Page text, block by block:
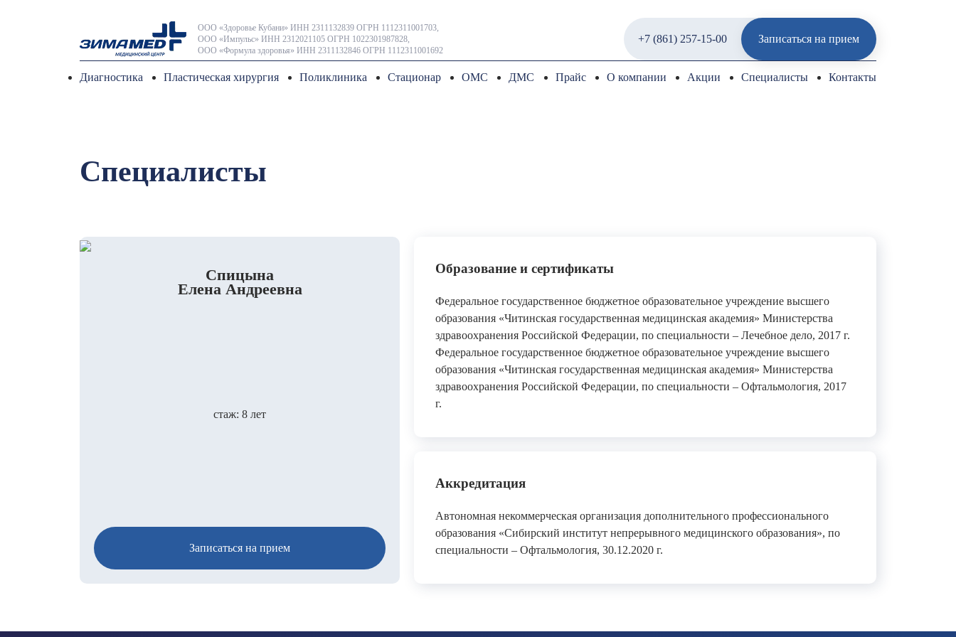
ООО «Здоровье Кубани» ИНН 2311132839 ОГРН 1112311001703,
ООО «Импульс» ИНН 2312021105 ОГРН 1022301987828,
ООО «Формула здоровья» ИНН 2311132846 ОГРН 1112311001692
+7 (861) 257-15-00 Записаться на прием
Диагностика Пластическая хирургия Поликлиника Стационар ОМС ДМС Прайс О компании Акции Специалисты Контакты
Специалисты
Спицына
Елена Андреевна
стаж: 8 лет
Записаться на прием
Образование и сертификаты
Федеральное государственное бюджетное образовательное учреждение высшего
образования «Читинская государственная медицинская академия» Министерства
здравоохранения Российской Федерации, по специальности – Лечебное дело, 2017 г.
Федеральное государственное бюджетное образовательное учреждение высшего
образования «Читинская государственная медицинская академия» Министерства
здравоохранения Российской Федерации, по специальности – Офтальмология, 2017
г.
Аккредитация
Автономная некоммерческая организация дополнительного профессионального
образования «Сибирский институт непрерывного медицинского образования», по
специальности – Офтальмология, 30.12.2020 г.